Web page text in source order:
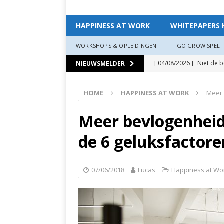
HAPPINESS AT WORK WHITEPAPERS
WORKSHOPS & OPLEIDINGEN GO GROW SPEL
NIEUWSMELDER [ 04/08/2026 ] Niet de
[ 11/07/2026 ]
De
[ 07/07/2026 ]
HAPPINESS AT WORK
[ 19/06/2026 ] Zo
HAPPINESS AT WORK
[ 13/03/2026 ]
HOME HAPPINESS AT WORK
Meer
de 6
07/06/2018 Lucas Happiness at